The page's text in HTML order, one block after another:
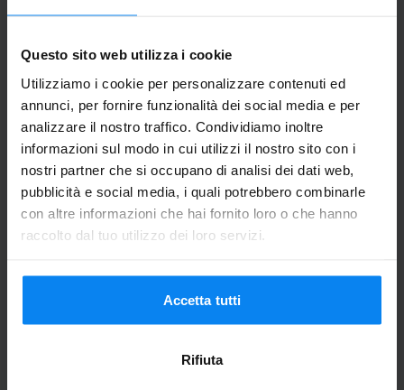
Questo sito web utilizza i cookie
Utilizziamo i cookie per personalizzare contenuti ed
annunci, per fornire funzionalità dei social media e per
analizzare il nostro traffico. Condividiamo inoltre
informazioni sul modo in cui utilizzi il nostro sito con i
nostri partner che si occupano di analisi dei dati web,
pubblicità e social media, i quali potrebbero combinarle
con altre informazioni che hai fornito loro o che hanno
raccolto dal tuo utilizzo dei loro servizi.
Accetta tutti
Rifiuta
Patrick Sacco
Parcheggio da 02.07.26 a 12.07.26
Sehr emfehlendswert, sehr freundlich, hat
super geklappt. Gerne wieder.
Sehr emfehlendswert, sehr freundlich, hat
Coperto 19 luglio 2026
Parcheggio da 19.06.26 a 21.06.26